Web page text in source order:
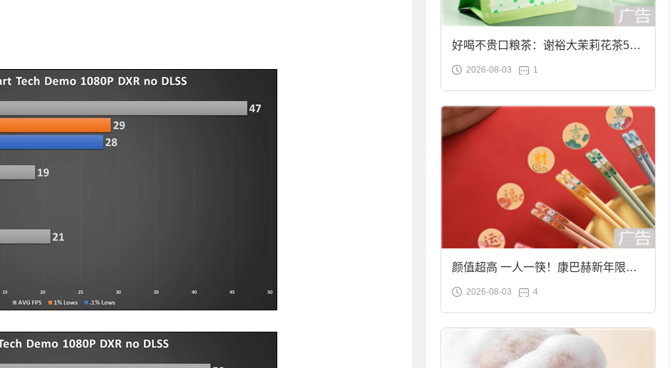
好喝不贵口粮茶：谢裕大茉莉花茶50g
袋装9.9元到手
2026-08-03 1
颜值超高 一人一筷！康巴赫新年限定
合金筷子大促：19.9元
2026-08-03 4